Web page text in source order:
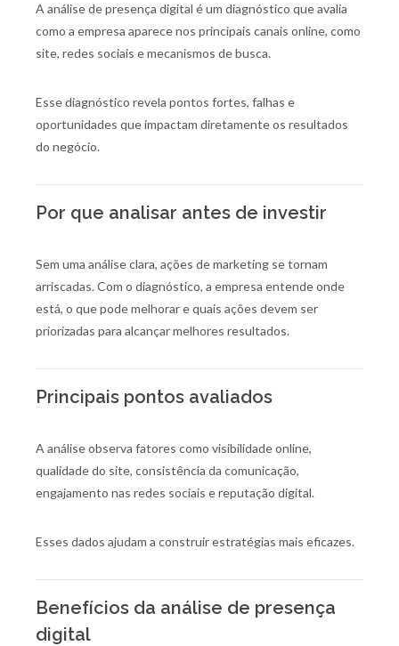
A análise de presença digital é um diagnóstico que avalia
como a empresa aparece nos principais canais online, como
site, redes sociais e mecanismos de busca.
Esse diagnóstico revela pontos fortes, falhas e
oportunidades que impactam diretamente os resultados
do negócio.
Por que analisar antes de investir
Sem uma análise clara, ações de marketing se tornam
arriscadas. Com o diagnóstico, a empresa entende onde
está, o que pode melhorar e quais ações devem ser
priorizadas para alcançar melhores resultados.
Principais pontos avaliados
A análise observa fatores como visibilidade online,
qualidade do site, consistência da comunicação,
engajamento nas redes sociais e reputação digital.
Esses dados ajudam a construir estratégias mais eficazes.
Benefícios da análise de presença
digital